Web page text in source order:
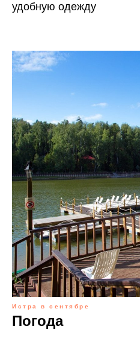
удобную одежду
Истра в сентябре
Погода